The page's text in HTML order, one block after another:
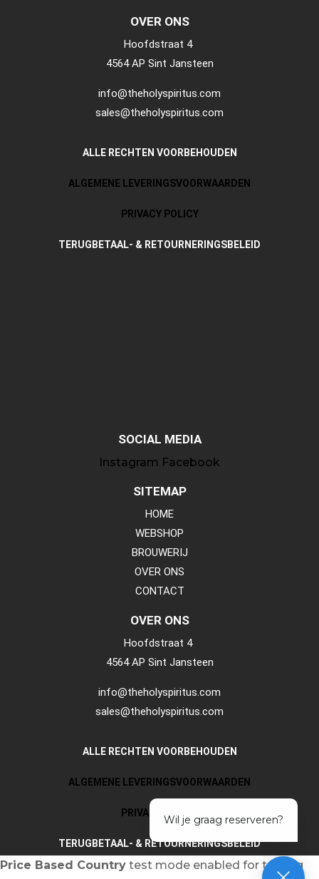
OVER ONS
Hoofdstraat 4
4564 AP Sint Jansteen
info@theholyspiritus.com
sales@theholyspiritus.com
ALLE RECHTEN VOORBEHOUDEN
ALGEMENE LEVERINGSVOORWAARDEN
PRIVACY POLICY
TERUGBETAAL- & RETOURNERINGSBELEID
SOCIAL MEDIA
Instagram Facebook
SITEMAP
HOME
WEBSHOP
BROUWERIJ
OVER ONS
CONTACT
OVER ONS
Hoofdstraat 4
4564 AP Sint Jansteen
info@theholyspiritus.com
sales@theholyspiritus.com
ALLE RECHTEN VOORBEHOUDEN
ALGEMENE LEVERINGSVOORWAARDEN
PRIVACY POLICY
TERUGBETAAL- & RETOURNERINGSBELEID
Price Based Country test mode enabled for testing